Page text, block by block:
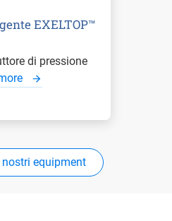
EXELTOP™
di pressione
equipment